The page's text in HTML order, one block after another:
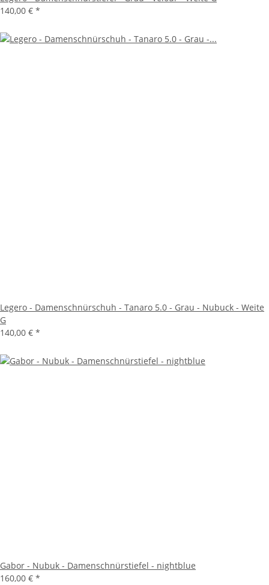
140,00 € *
Legero - Damenschnürschuh - Tanaro 5.0 - Grau - Nubuck - Weite
G
140,00 € *
Gabor - Nubuk - Damenschnürstiefel - nightblue
160,00 € *